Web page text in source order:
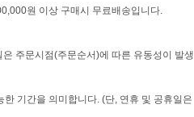
원 이상 구매시 무료배송입니다.
주문시점(주문순서)에 따른 유동성이 발생
기간을 의미합니다. (단, 연휴 및 공휴일은